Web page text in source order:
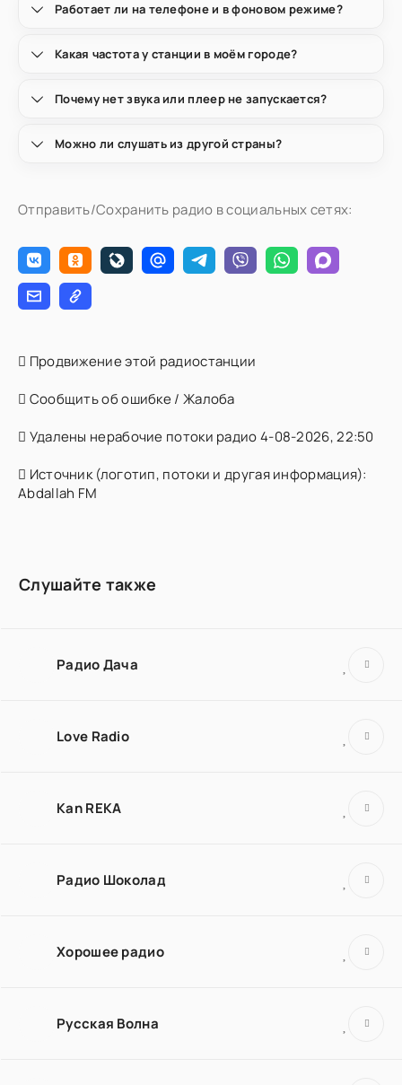
Работает ли на телефоне и в фоновом режиме?
Какая частота у станции в моём городе?
Почему нет звука или плеер не запускается?
Можно ли слушать из другой страны?
Отправить/Сохранить радио в социальных сетях:
Продвижение этой радиостанции
Сообщить об ошибке / Жалоба
Удалены нерабочие потоки радио 4-08-2026, 22:50
Источник (логотип, потоки и другая информация):
Abdallah FM
Слушайте также
Радио Дача
Love Radio
Kan REKA
Радио Шоколад
Хорошее радио
Русская Волна